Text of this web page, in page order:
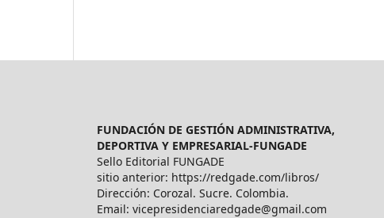
FUNDACIÓN DE GESTIÓN ADMINISTRATIVA,
DEPORTIVA Y EMPRESARIAL-FUNGADE
Sello Editorial FUNGADE
sitio anterior: https://redgade.com/libros/
Dirección: Corozal. Sucre. Colombia.
Email: vicepresidenciaredgade@gmail.com